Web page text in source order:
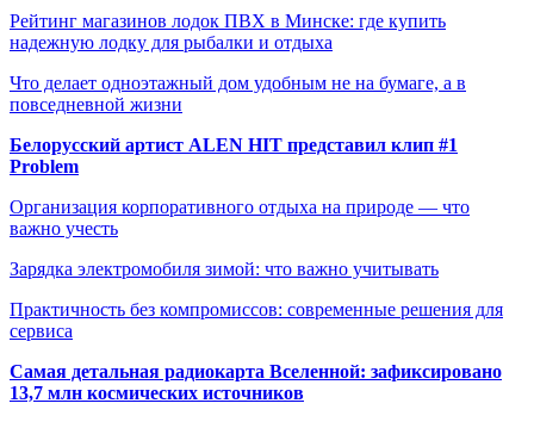
Рейтинг магазинов лодок ПВХ в Минске: где купить
надежную лодку для рыбалки и отдыха
Что делает одноэтажный дом удобным не на бумаге, а в
повседневной жизни
Белорусский артист ALEN HIT представил клип #1
Problem
Организация корпоративного отдыха на природе — что
важно учесть
Зарядка электромобиля зимой: что важно учитывать
Практичность без компромиссов: современные решения для
сервиса
Самая детальная радиокарта Вселенной: зафиксировано
13,7 млн космических источников